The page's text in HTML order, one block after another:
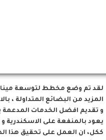
لقد تم وضع مخطط لتوسعة
المزيد من البضائع المتداولة ،
و تقديم افضل الخدمات المدعمة
يعود بالمنفعة على
ككل، ان العمل على تحقيق هذا